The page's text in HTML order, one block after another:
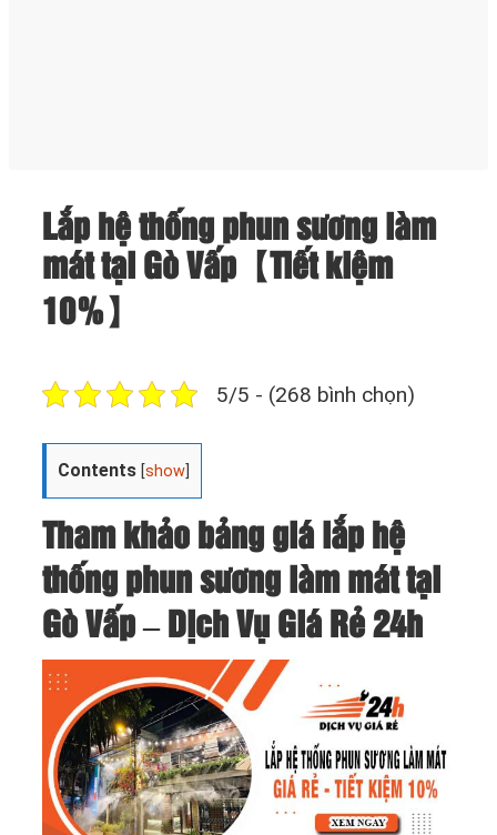
Lắp hệ thống phun sương làm
mát tại Gò Vấp【Tiết kiệm
10%】
5/5 - (268 bình chọn)
Contents [show
Tham khảo bảng giá lắp hệ
thống phun sương làm mát tại
Gò Vấp – Dịch Vụ Giá Rẻ 24h